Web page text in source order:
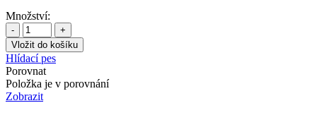
Množství:
- +
Hlídací pes
Porovnat
Položka je v porovnání
Zobrazit